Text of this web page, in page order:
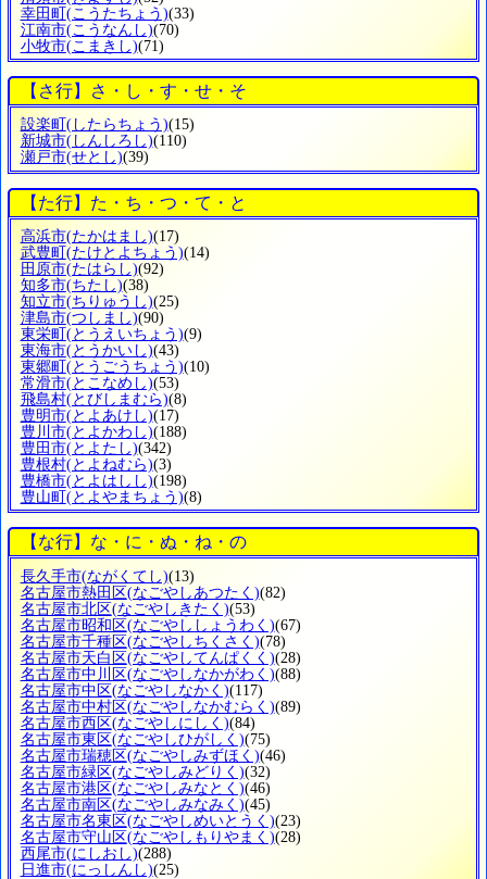
幸田町(こうたちょう)(33)
江南市(こうなんし)(70)
小牧市(こまきし)(71)
【さ行】さ・し・す・せ・そ
設楽町 (したらちょう)(15)
新城市(しんしろし)(110)
瀬戸市(せとし)(39)
【た行】た・ち・つ・て・と
高浜市(たかはまし)(17)
武豊町 (たけとよちょう)(14)
田原市(たはらし)(92)
知多市(ちたし)(38)
知立市(ちりゅうし)(25)
津島市(つしまし)(90)
東栄町 (とうえいちょう)(9)
東海市(とうかいし)(43)
東郷町 (とうごうちょう)(10)
常滑市(とこなめし)(53)
飛島村(とびしまむら)(8)
豊明市(とよあけし)(17)
豊川市(とよかわし)(188)
豊田市(とよたし)(342)
豊根村(とよねむら)(3)
豊橋市(とよはしし)(198)
豊山町 (とよやまちょう)(8)
【な行】な・に・ぬ・ね・の
長久手市(ながくてし)(13)
名古屋市熱田区(なごやしあつたく)(82)
名古屋市北区(なごやしきたく)(53)
名古屋市昭和区(なごやししょうわく)(67)
名古屋市千種区(なごやしちくさく)(78)
名古屋市天白区(なごやしてんぱくく)(28)
名古屋市中川区(なごやしなかがわく)(88)
名古屋市中区(なごやしなかく)(117)
名古屋市中村区(なごやしなかむらく)(89)
名古屋市西区(なごやしにしく)(84)
名古屋市東区(なごやしひがしく)(75)
名古屋市瑞穂区(なごやしみずほく)(46)
名古屋市緑区(なごやしみどりく)(32)
名古屋市港区(なごやしみなとく)(46)
名古屋市南区(なごやしみなみく)(45)
名古屋市名東区(なごやしめいとうく)(23)
名古屋市守山区(なごやしもりやまく)(28)
西尾市(にしおし)(288)
日進市(にっしんし)(25)